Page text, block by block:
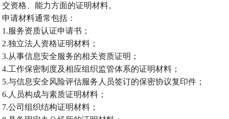
交资格、能力方面的证明材料。
申请材料通常包括：
1.服务资质认证申请书；
2.独立法人资格证明材料；
3.从事信息安全服务的相关资质证明；
4.工作保密制度及相应组织监管体系的证明材料；
5.与信息安全风险评估服务人员签订的保密协议复印件；
6.人员构成与素质证明材料；
7.公司组织结构证明材料；